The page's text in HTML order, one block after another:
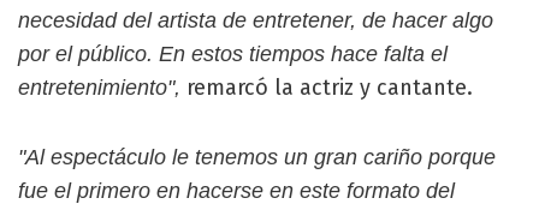
necesidad del artista de entretener, de hacer algo
por el público. En estos tiempos hace falta el
entretenimiento", remarcó la actriz y cantante.
"Al espectáculo le tenemos un gran cariño porque
fue el primero en hacerse en este formato del